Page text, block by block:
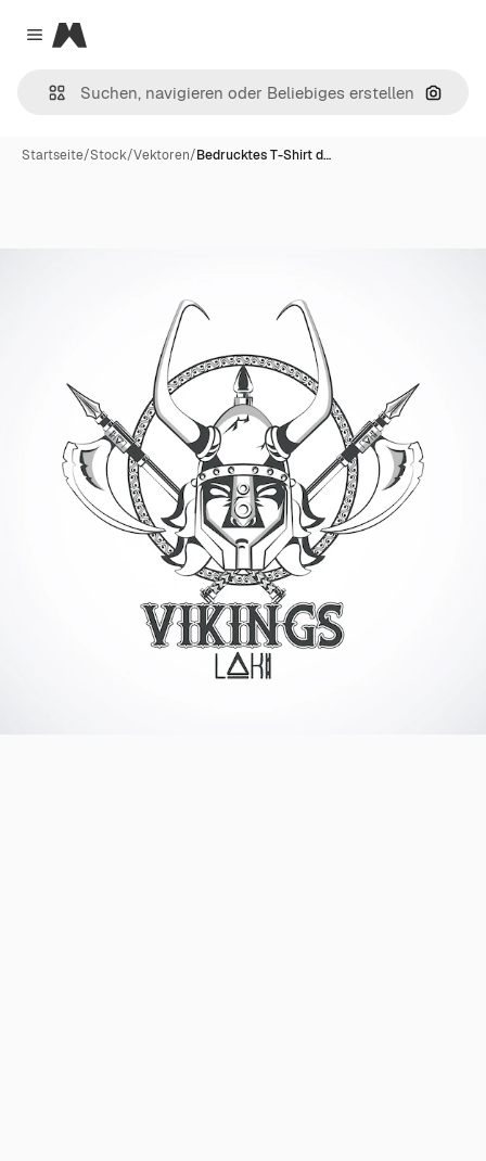
Close menu
Magnific
Nach
Startseite/Stock/Vektoren/Bedrucktes T-Shirt d…